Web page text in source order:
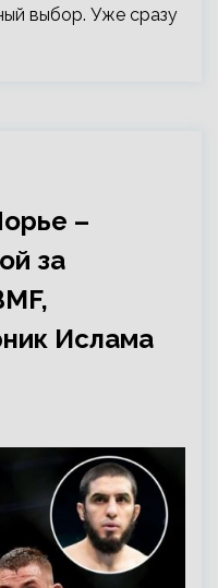
выбор. Уже сразу
–
за
Ислама